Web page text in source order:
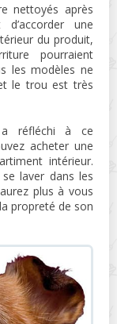
nettoyés après
une
du produit,
pourraient
les modèles ne
le trou est très
a réfléchi à ce
acheter une
intérieur.
laver dans les
plus à vous
propreté de son